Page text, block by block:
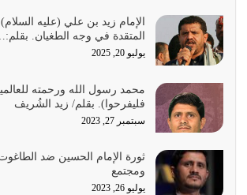
بحبل الله جميعاً وليس كل…
يوليو 22, 2026
يشاء ويذل من يشاء
يوليو 21, 2026
كل زمان…
يوليو 19, 2026
الإمام زيد بن علي (عليه
المتقدة في وجه الطغيان.
يوليو 20, 2025
محمد رسول الله ورحمته
فليفرحوا). بقلم/ زيد الشُريف
سبتمبر 27, 2023
ثورة الإمام الحسين ضد
ومجتمع
يوليو 26, 2023